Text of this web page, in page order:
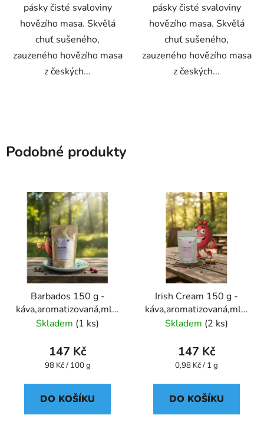
pásky čisté svaloviny
hovězího masa. Skvělá
chuť sušeného,
zauzeného hovězího masa
z českých...
pásky čisté svaloviny
hovězího masa. Skvělá
chuť sušeného,
zauzeného hovězího masa
z českých...
Podobné produkty
Barbados 150 g -
káva,aromatizovaná,mletá
- Oxalis
Skladem (1 ks)
147 Kč
Měrná
98 Kč / 100 g
DO KOŠÍKU
Irish Cream 150 g -
káva,aromatizovaná,mletá
- Oxalis
Skladem (2 ks)
147 Kč
Měrná
0,98 Kč / 1 g
DO KOŠÍKU